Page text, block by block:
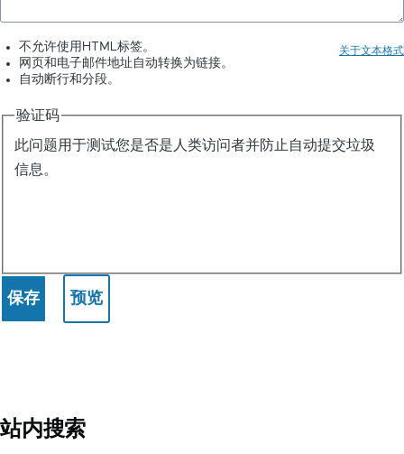
关于文本格式
不允许使用HTML标签。
网页和电子邮件地址自动转换为链接。
自动断行和分段。
验证码
此问题用于测试您是否是人类访问者并防止自动提交垃圾
信息。
站内搜索